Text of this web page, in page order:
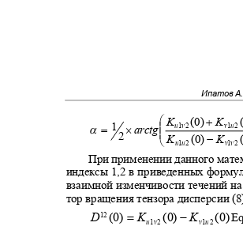
Ипатов
 Ku1 v2(0)+Kv1 u2
Ku1u2 (0)− Kv1v2
1 
α = ×arctg
2 
При применении данного
индексы 1,2 в приведенных
взаимной изменчивости течений
тор вращения тензора дисперсии
D12 (0) = Ku1v2(0) −Kv1u2(0)